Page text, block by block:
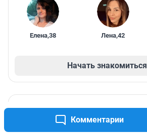
Комментарии
Елена,38 Лена,42
Начать знакомиться
ПРОМОКОДЫ
Интернет в 180+